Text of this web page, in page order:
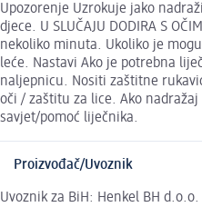
Upozorenje Uzrokuje jako
djece. U SLUČAJU DODIRA S
nekoliko minuta. Ukoliko je
leće. Nastavi Ako je potrebna
naljepnicu. Nositi zaštitne
oči / zaštitu za lice. Ako
savjet/pomoć liječnika.
Proizvođač/Uvoznik
Uvoznik za BiH: Henkel BH